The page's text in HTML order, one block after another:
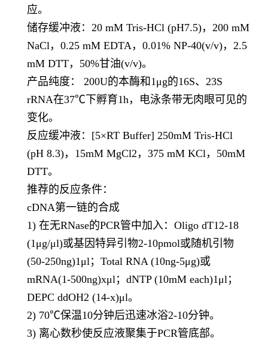
应。
储存缓冲液： 20 mM Tris-HCl (pH7.5)， 200 mM
NaCl ， 0.25 mM EDTA ， 0.01% NP-40(v/v)， 2.5
mM DTT， 50%甘油(v/v)。
产品纯度：
200U的本酶和 1μg的16S、 23S
rRNA在37℃下孵育1h ，电泳条带无肉眼可见的
变化。
反应缓冲液： [5×RT Buffer] 250mM Tris-HCl
(pH 8.3)， 15mM MgCl2 ， 375 mM KCl ， 50mM
DTT。
推荐的反应条件：
cDNA第一链的合成
1) 在无RNase的PCR管中加入： Oligo dT12-18
(1μg/μl)或基因特异引物2-10pmol或随机引物
(50-250ng)1μl ； Total RNA (10ng-5μg)或
mRNA(1-500ng)xμl ； dNTP (10mM each)1μl ；
DEPC ddOH2 (14-x)μl。
2) 70℃保温10分钟后迅速冰浴2-10分钟。
3) 离心数秒使反应液聚集于PCR管底部。